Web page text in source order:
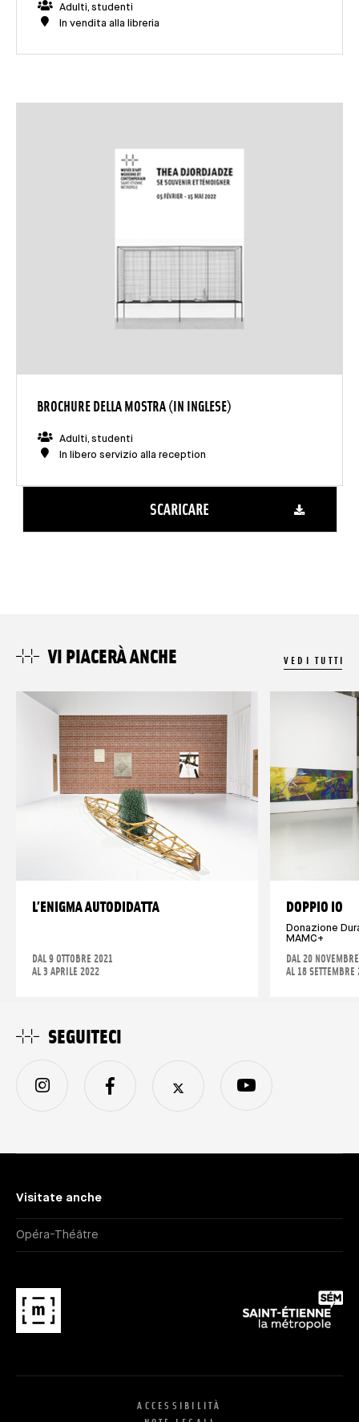
Adulti, studenti
In vendita alla libreria
BROCHURE DELLA MOSTRA (IN INGLESE)
Adulti, studenti
In libero servizio alla reception
SCARICARE
VI PIACERÀ ANCHE VEDI TUTTI
L’ENIGMA AUTODIDATTA
DAL 9 OTTOBRE 2021
AL 3 APRILE 2022
DOPPIO IO
Donazione
MAMC+
DAL 20
AL 18
Visitate anche
Opéra-Théâtre
SEGUITECI
ACCESSIBILITÀ